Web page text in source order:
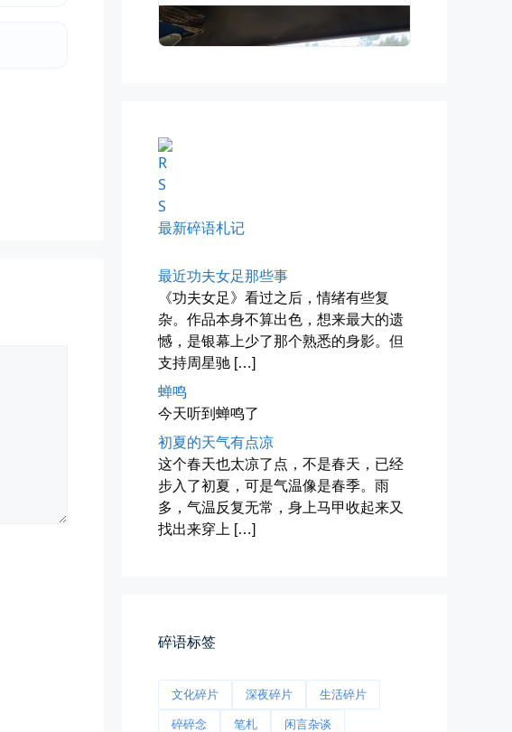
车窗外的风景，辽宁家乡的草木新...
海林街头
黑龙江的空气质量出乎意料地好，...
📅 04-27 19:30
📅 04-25 21:39
最新碎语札记
最近功夫女足那些事
《功夫女足》看过之后，情绪有些复
杂。作品本身不算出色，想来最大的遗
憾，是银幕上少了那个熟悉的身影。但
支持周星驰 […]
蝉鸣
今天听到蝉鸣了
初夏的天气有点凉
这个春天也太凉了点，不是春天，已经
步入了初夏，可是气温像是春季。雨
多，气温反复无常，身上马甲收起来又
找出来穿上 […]
碎语标签
文化碎片 深夜碎片 生活碎片
碎碎念 笔札 闲言杂谈